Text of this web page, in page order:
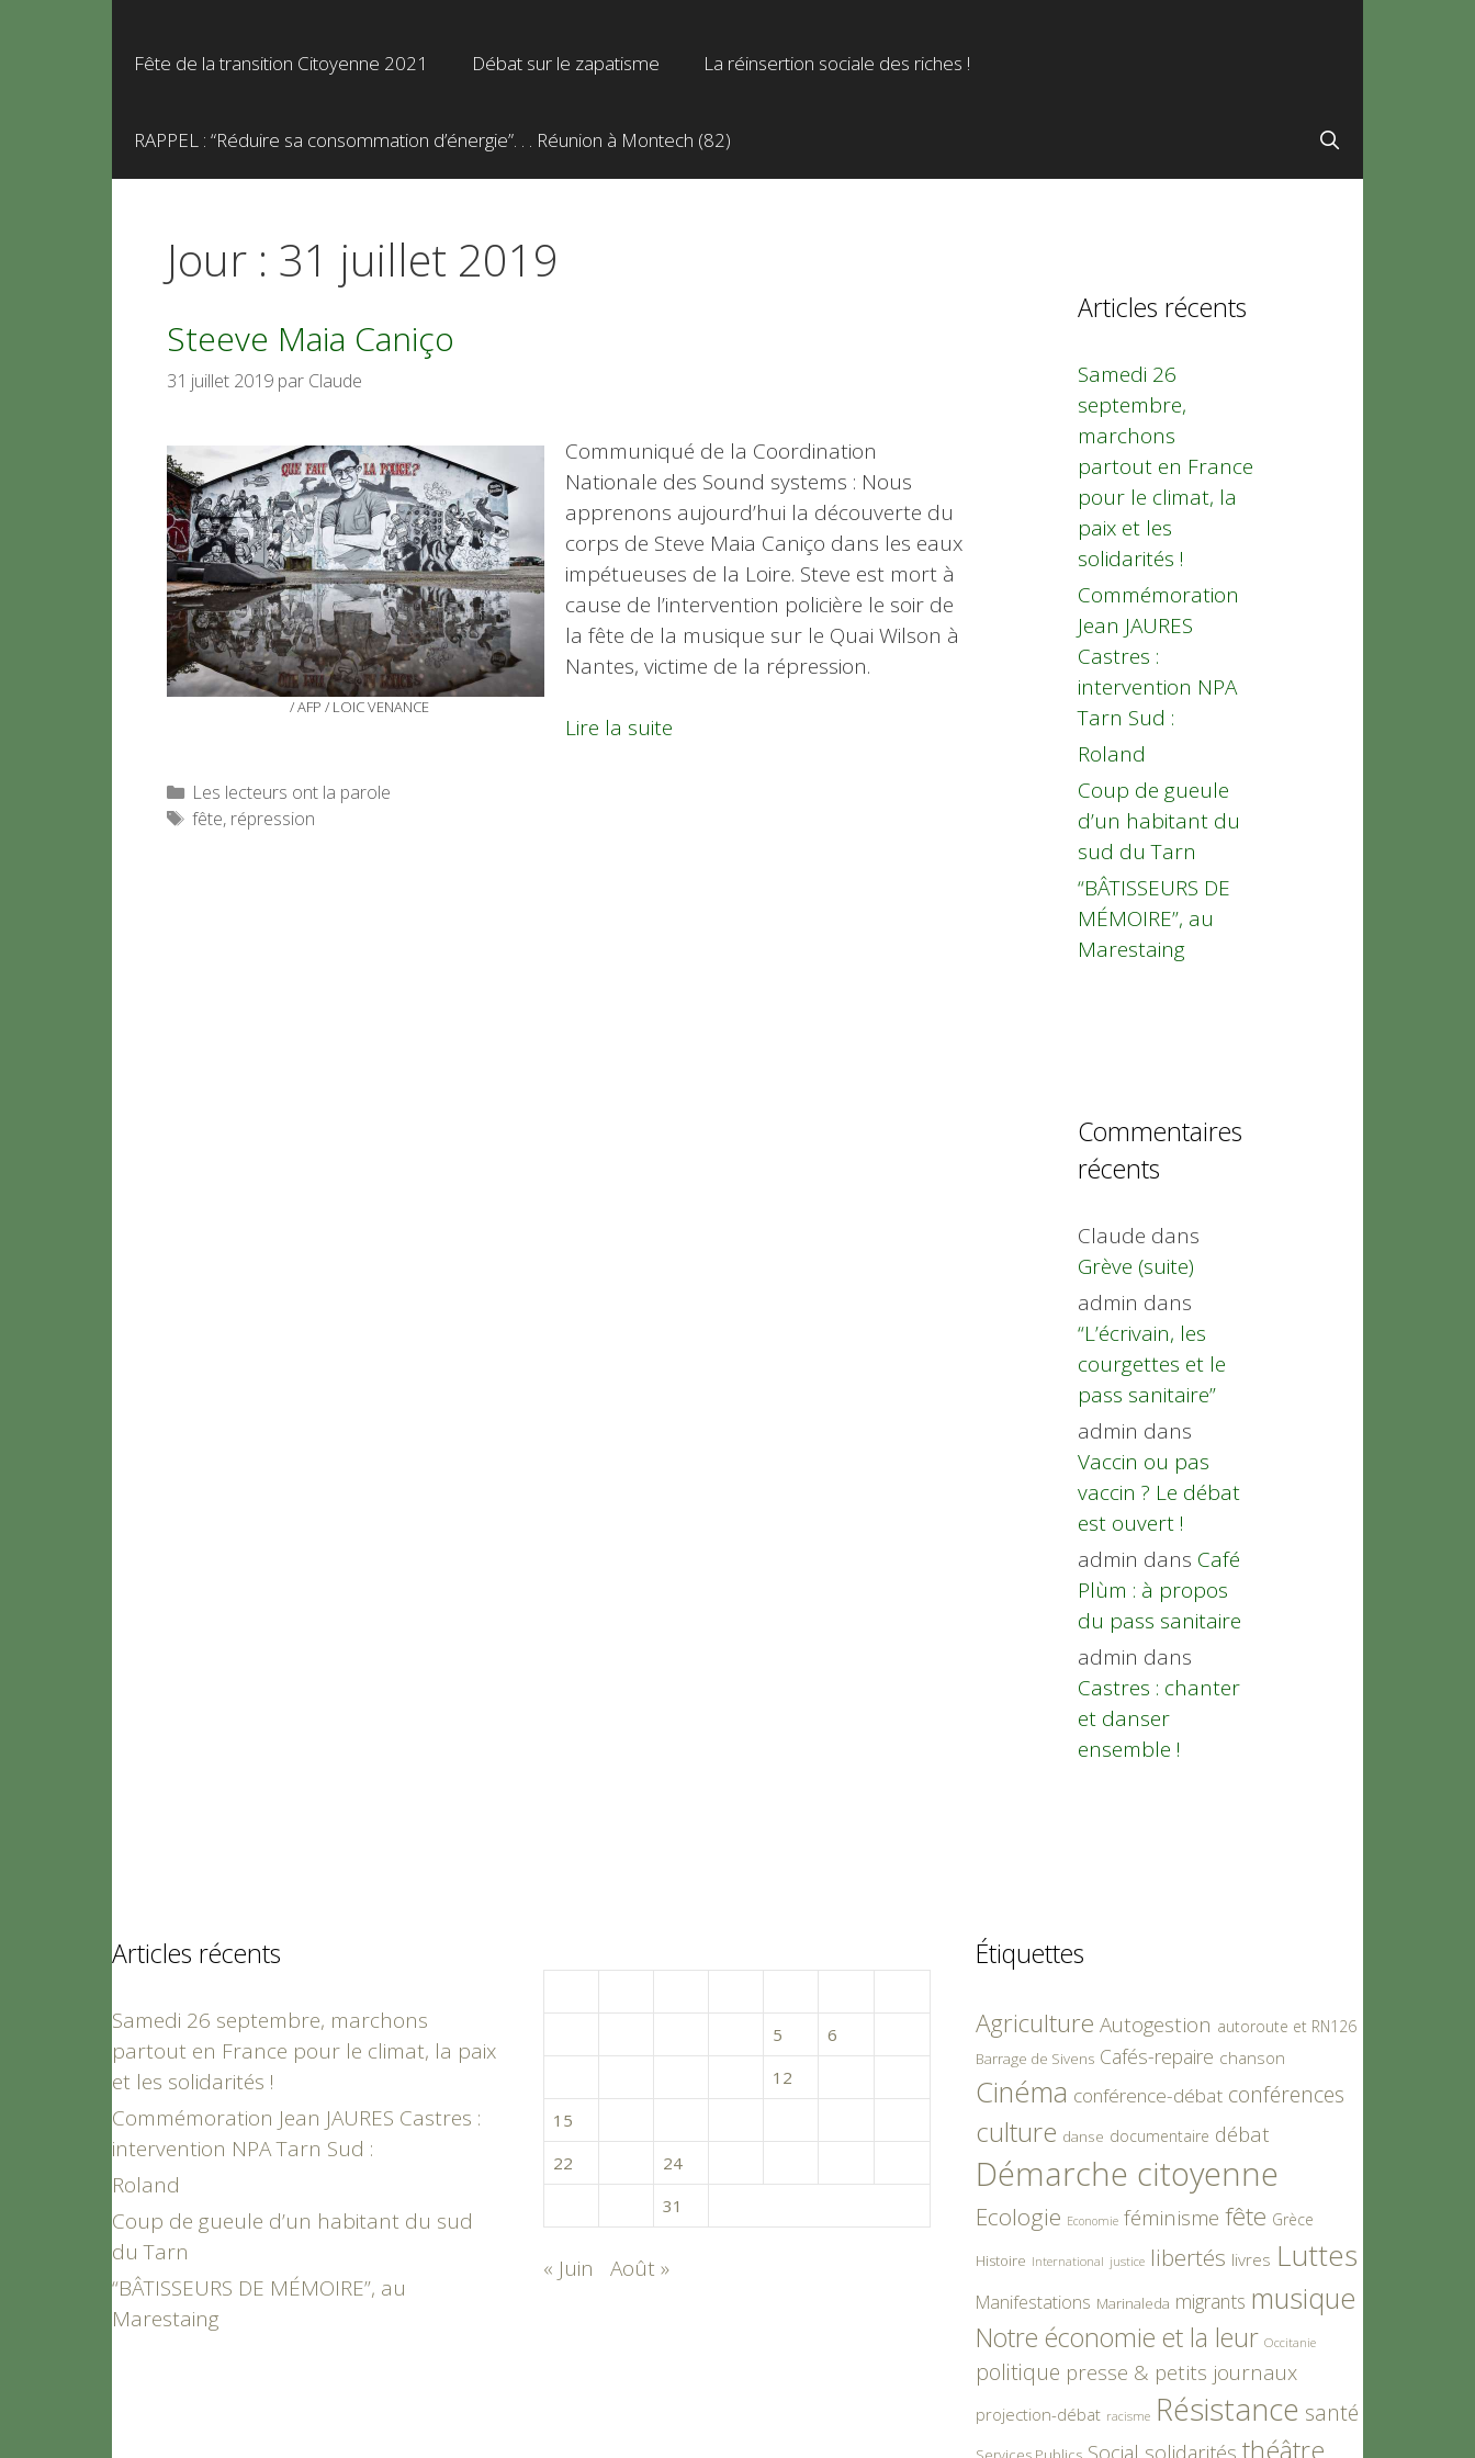
Fête de la transition Citoyenne 2021 Débat sur le zapatisme La réinsertion sociale des riches !
RAPPEL : “Réduire sa consommation d’énergie”. . . Réunion à Montech (82)
Jour : 31 juillet 2019
Steeve Maia Caniço
31 juillet 2019 par Claude
/ AFP / LOIC VENANCE
Communiqué de la Coordination
Nationale des Sound systems : Nous
apprenons aujourd’hui la découverte du
corps de Steve Maia Caniço dans les eaux
impétueuses de la Loire. Steve est mort à
cause de l’intervention policière le soir de
la fête de la musique sur le Quai Wilson à
Nantes, victime de la répression.
Lire la suite
Catégories
Les lecteurs ont la parole
Étiquettes
fête, répression
Articles récents
Samedi 26
septembre,
marchons
partout en France
pour le climat, la
paix et les
solidarités !
Commémoration
Jean JAURES
Castres :
intervention NPA
Tarn Sud :
Roland
Coup de gueule
d’un habitant du
sud du Tarn
“BÂTISSEURS DE
MÉMOIRE”, au
Marestaing
Commentaires
récents
Claude dans
Grève (suite)
admin dans
“L’écrivain, les
courgettes et le
pass sanitaire”
admin dans
Vaccin ou pas
vaccin ? Le débat
est ouvert !
admin dans Café
Plùm : à propos
du pass sanitaire
admin dans
Castres : chanter
et danser
ensemble !
Articles récents
Samedi 26 septembre, marchons
partout en France pour le climat, la paix
et les solidarités !
Commémoration Jean JAURES Castres :
intervention NPA Tarn Sud :
Roland
Coup de gueule d’un habitant du sud
du Tarn
“BÂTISSEURS DE MÉMOIRE”, au
Marestaing
5 6
12
15
22
24
31
« Juin Août »
Étiquettes
Agriculture Autogestion autoroute et RN126
Barrage de Sivens Cafés-repaire chanson
Cinéma conférence-débat conférences
culture danse documentaire débat
Démarche citoyenne
Ecologie Economie féminisme fête Grèce
Histoire International justice libertés livres Luttes
Manifestations Marinaleda migrants musique
Notre économie et la leur Occitanie
politique presse & petits journaux
projection-débat racisme Résistance santé
Social solidarités théâtre